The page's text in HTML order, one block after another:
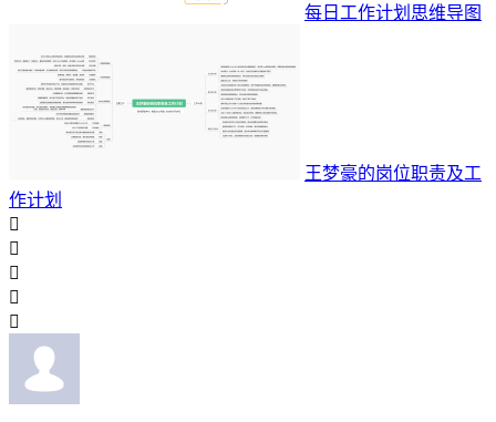
每日工作计划思维导图
王梦豪的岗位职责及工
作计划




